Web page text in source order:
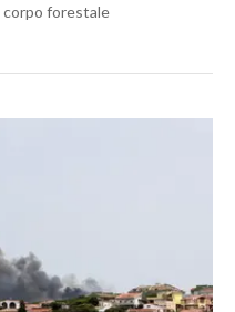
corpo forestale